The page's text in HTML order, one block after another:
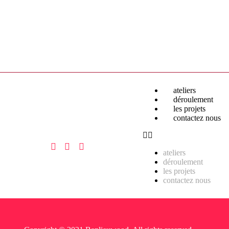
ateliers
déroulement
les projets
contactez nous
ateliers
déroulement
les projets
contactez nous